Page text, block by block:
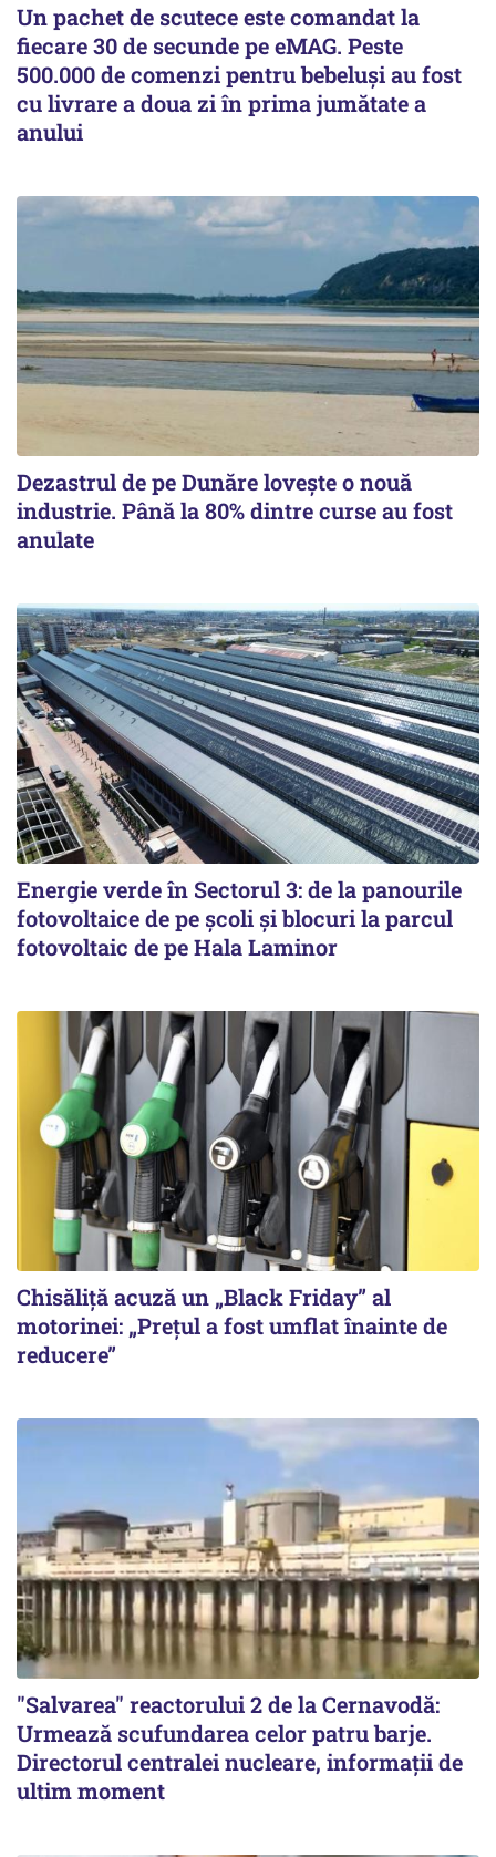
Un pachet de scutece este comandat la
fiecare 30 de secunde pe eMAG. Peste
500.000 de comenzi pentru bebeluși au fost
cu livrare a doua zi în prima jumătate a
anului
Dezastrul de pe Dunăre lovește o nouă
industrie. Până la 80% dintre curse au fost
anulate
Energie verde în Sectorul 3: de la panourile
fotovoltaice de pe școli și blocuri la parcul
fotovoltaic de pe Hala Laminor
Chisăliță acuză un „Black Friday” al
motorinei: „Prețul a fost umflat înainte de
reducere”
"Salvarea" reactorului 2 de la Cernavodă:
Urmează scufundarea celor patru barje.
Directorul centralei nucleare, informații de
ultim moment